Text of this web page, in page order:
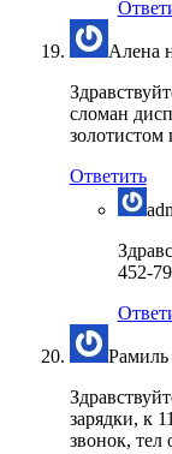
Алена
сломан
золотистом
Ответить
452-
Рамиль
зарядки, к
звонок, тел